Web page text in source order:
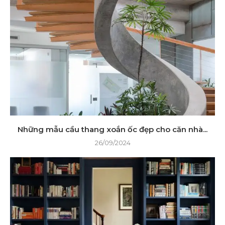
Những mẫu cầu thang xoắn ốc đẹp cho căn nhà...
26/09/2024